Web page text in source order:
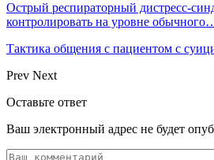
Острый респираторный дистресс-
контролировать на уровне
Тактика общения с пациентом с
Prev Next
Оставьте ответ
Ваш электронный адрес не будет